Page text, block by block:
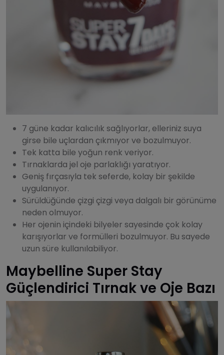
7 güne kadar kalıcılık sağlıyorlar, elleriniz suya
girse bile uçlardan çıkmıyor ve bozulmuyor.
Tek katta bile yoğun renk veriyor.
Tırnaklarda jel oje parlaklığı yaratıyor.
Geniş fırçasıyla tek seferde, kolay bir şekilde
uygulanıyor.
Sürüldüğünde çizgi çizgi veya dalgalı bir görünüme
neden olmuyor.
Her ojenin içindeki bilyeler sayesinde çok kolay
karışıyorlar ve formülleri bozulmuyor. Bu sayede
uzun süre kullanılabiliyor.
Maybelline Super Stay
Güçlendirici Tırnak ve Oje Bazı